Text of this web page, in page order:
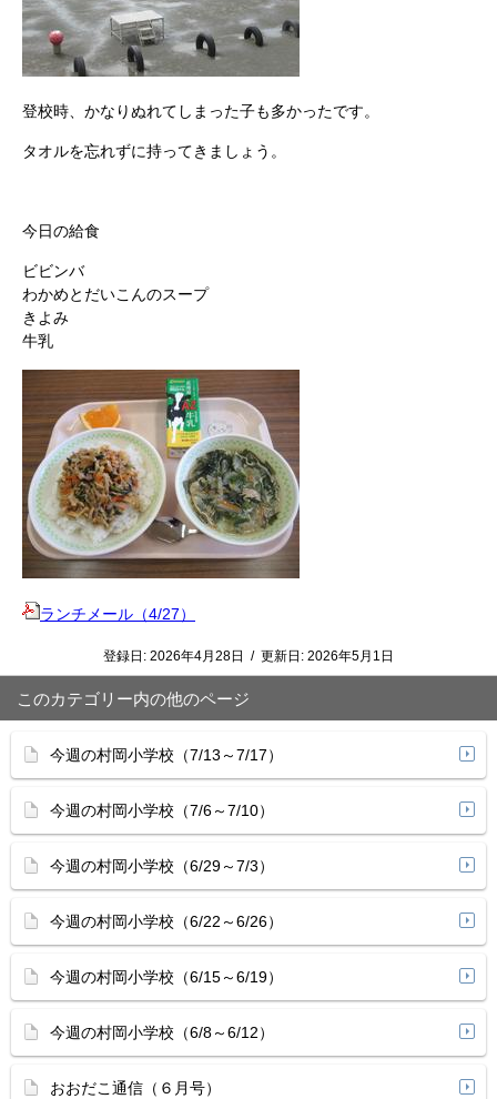
登校時、かなりぬれてしまった子も多かったです。
タオルを忘れずに持ってきましょう。
今日の給食
ビビンバ
わかめとだいこんのスープ
きよみ
牛乳
ランチメール（4/27）
登録日: 2026年4月28日 / 更新日: 2026年5月1日
このカテゴリー内の他のページ
今週の村岡小学校（7/13～7/17）
今週の村岡小学校（7/6～7/10）
今週の村岡小学校（6/29～7/3）
今週の村岡小学校（6/22～6/26）
今週の村岡小学校（6/15～6/19）
今週の村岡小学校（6/8～6/12）
おおだこ通信（６月号）